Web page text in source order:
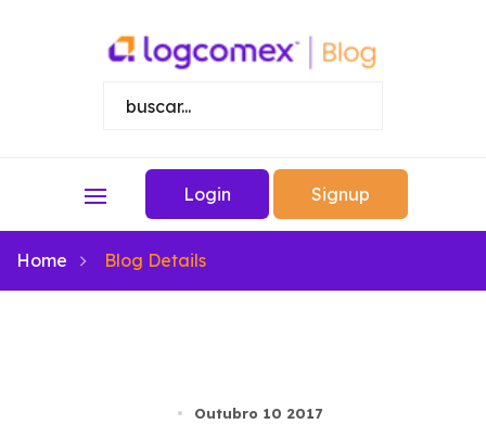
Login Signup
Home Blog Details
Outubro 10 2017